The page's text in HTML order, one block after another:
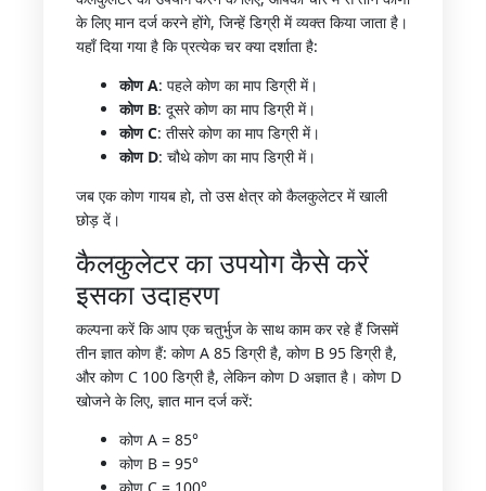
के लिए मान दर्ज करने होंगे, जिन्हें डिग्री में व्यक्त किया जाता है।
यहाँ दिया गया है कि प्रत्येक चर क्या दर्शाता है:
कोण A: पहले कोण का माप डिग्री में।
कोण B: दूसरे कोण का माप डिग्री में।
कोण C: तीसरे कोण का माप डिग्री में।
कोण D: चौथे कोण का माप डिग्री में।
जब एक कोण गायब हो, तो उस क्षेत्र को कैलकुलेटर में खाली
छोड़ दें।
कैलकुलेटर का उपयोग कैसे करें
इसका उदाहरण
कल्पना करें कि आप एक चतुर्भुज के साथ काम कर रहे हैं जिसमें
तीन ज्ञात कोण हैं: कोण A 85 डिग्री है, कोण B 95 डिग्री है,
और कोण C 100 डिग्री है, लेकिन कोण D अज्ञात है। कोण D
खोजने के लिए, ज्ञात मान दर्ज करें:
कोण A = 85°
कोण B = 95°